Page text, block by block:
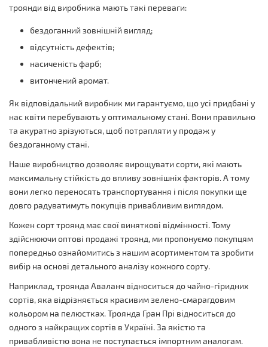
троянди від виробника мають такі переваги:
бездоганний зовнішній вигляд;
відсутність дефектів;
насиченість фарб;
витончений аромат.
Як відповідальний виробник ми гарантуємо, що усі придбані у
нас квіти перебувають у оптимальному стані. Вони правильно
та акуратно зрізуються, щоб потрапляти у продаж у
бездоганному стані.
Наше виробництво дозволяє вирощувати сорти, які мають
максимальну стійкість до впливу зовнішніх факторів. А тому
вони легко переносять транспортування і після покупки ще
довго радуватимуть покупців привабливим виглядом.
Кожен сорт троянд має свої виняткові відмінності. Тому
здійснюючи оптові продажі троянд, ми пропонуємо покупцям
попередньо ознайомитись з нашим асортиментом та зробити
вибір на основі детального аналізу кожного сорту.
Наприклад, троянда Аваланч відноситься до чайно-гіридних
сортів, яка відрізняється красивим зелено-смарагдовим
кольором на пелюстках. Троянда Гран Прі відноситься до
одного з найкращих сортів в Україні. За якістю та
привабливістю вона не поступається імпортним аналогам.